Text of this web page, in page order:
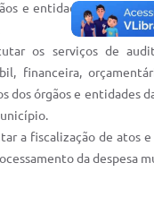
e entidades da
os serviços de
financeira,
dos órgãos e entidades
a fiscalização de atos
da despesa